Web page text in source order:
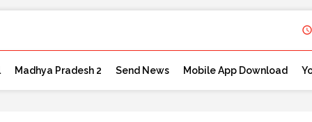
Madhya Pradesh 2 Send News Mobile App Download